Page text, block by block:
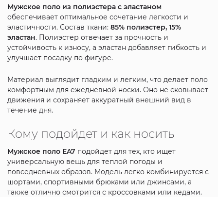
Мужское поло из полиэстера с эластаном
обеспечивает оптимальное сочетание легкости и
эластичности. Состав ткани: 85% полиэстер, 15%
эластан. Полиэстер отвечает за прочность и
устойчивость к износу, а эластан добавляет гибкость и
улучшает посадку по фигуре.
Материал выглядит гладким и легким, что делает поло
комфортным для ежедневной носки. Оно не сковывает
движения и сохраняет аккуратный внешний вид в
течение дня.
Кому подойдет и как носить
Мужское поло EA7 подойдет для тех, кто ищет
универсальную вещь для теплой погоды и
повседневных образов. Модель легко комбинируется с
шортами, спортивными брюками или джинсами, а
также отлично смотрится с кроссовками или кедами.